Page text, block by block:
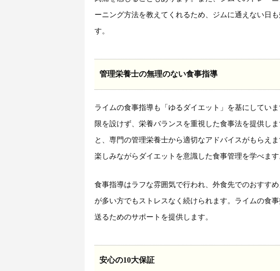
ーニング方法を教えてくれるため、ジムに通えない日
す。
管理栄養士の無理のない食事指導
ライムの食事指導も「ゆるダイエット」を基にしてい
限を設けず、栄養バランスを重視した食事法を提供し
と、専門の管理栄養士から適切なアドバイスがもらえ
楽しみながらダイエットを意識した食事管理を学べます
食事指導はラフな雰囲気で行われ、外食先でのおすす
が多い方でもストレスなく続けられます。ライムの食
送るためのサポートを提供します。
安心の10大保証